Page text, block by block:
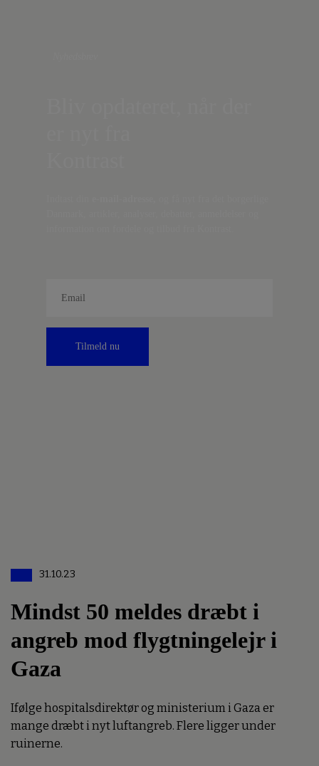
Tilmeld nu
31.10.23
Mindst 50 meldes dræbt i
angreb mod flygtningelejr i
Gaza
Ifølge hospitalsdirektør og ministerium i Gaza er
mange dræbt i nyt luftangreb. Flere ligger under
ruinerne.